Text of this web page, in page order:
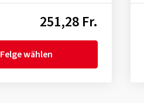
251,28 Fr.
Felge wählen